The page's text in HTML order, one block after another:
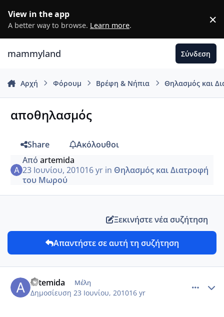
View in the app
A better way to browse. Learn more. ×
mammyland Σύνδεση
Αρχή Φόρουμ Βρέφη & Νήπια Θηλασμός και
αποθηλασμός
Share
Ακόλουθοι
Από artemida
23 Ιουνίου, 201016 yrin Θηλασμός και Διατροφή
του Μωρού
Ξεκινήστε νέα συζήτηση
Απαντήστε σε αυτή τη συζήτηση
artemida Μέλη
Δημοσίευση 23 Ιουνίου, 201016 yr